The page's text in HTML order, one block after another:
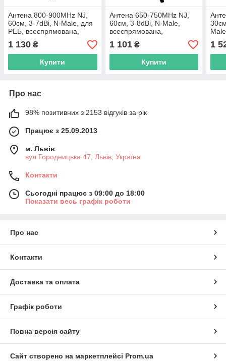
Антена 800-900MHz NJ,
60см, 3-7dBi, N-Male, для
РЕБ, всеспрямована,
вертикальна поляризація
1 130 ₴
Купити
Антена 650-750MHz NJ,
60см, 3-8dBi, N-Male,
всеспрямована,
вертикальна поляризація
1 101₴
Купити
1
Про нас
98% позитивних з 2153 відгуків за рік
Працює з 25.09.2013
м. Львів
вул Городницька 47, Львів, Україна
Контакти
Сьогодні працює з 09:00 до 18:00
Показати весь графік роботи
Про нас
Контакти
Доставка та оплата
Графік роботи
Повна версія сайту
Сайт створено на маркетплейсі Prom.ua